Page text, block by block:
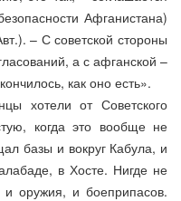
Афганистана)
– С советской стороны
а с афганской –
как оно есть».
хотели от Советского
когда это вообще не
базы и вокруг Кабула, и
в Хосте. Нигде не
оружия, и боеприпасов.